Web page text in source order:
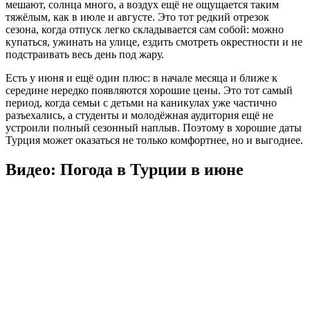
мешают, солнца много, а воздух ещё не ощущается таким
тяжёлым, как в июле и августе. Это тот редкий отрезок
сезона, когда отпуск легко складывается сам собой: можно
купаться, ужинать на улице, ездить смотреть окрестности и не
подстраивать весь день под жару.
Есть у июня и ещё один плюс: в начале месяца и ближе к
середине нередко появляются хорошие цены. Это тот самый
период, когда семьи с детьми на каникулах уже частично
разъехались, а студенты и молодёжная аудитория ещё не
устроили полный сезонный наплыв. Поэтому в хорошие даты
Турция может оказаться не только комфортнее, но и выгоднее.
Видео: Погода в Турции в июне